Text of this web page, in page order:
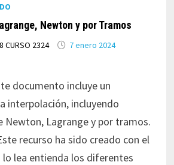
Newton y por Tramos
CURSO 2324 7 enero 2024
documento incluye un
interpolación, incluyendo
Newton, Lagrange y por tramos.
recurso ha sido creado con el
lo lea entienda los diferentes